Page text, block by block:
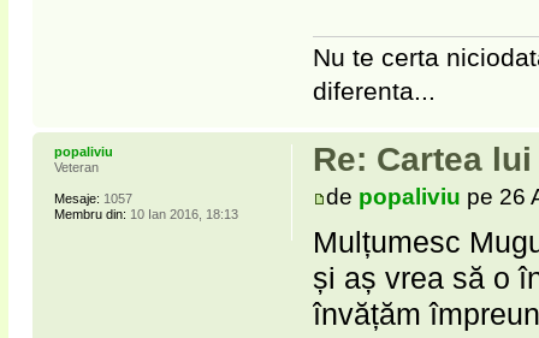
Nu te certa
diferenta...
Re: Cartea
de popaliviu pe 26
Mulțumesc
și aș vrea să o
învățăm
popaliviu
Veteran
Mesaje: 1057
Membru din: 10 Ian 2016, 18:13